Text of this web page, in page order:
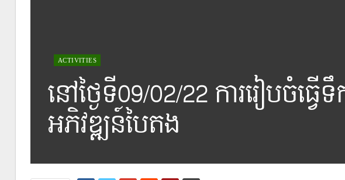
ACTIVITIES
នៅថ្ងៃទី09/02/22 ការរៀបចំ
អភិវឌ្ឍន៍បៃតង​